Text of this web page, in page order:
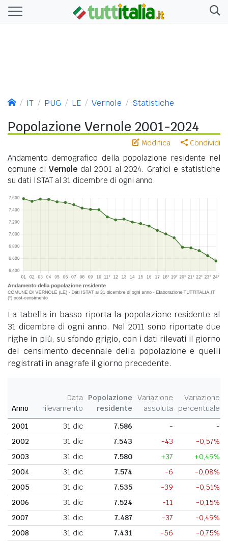
IT PUG LE Vernole Statistiche
Popolazione Vernole 2001-2024
Modifica Condividi
Andamento demografico della popolazione residente nel
comune di Vernole dal 2001 al 2024. Grafici e statistiche
su dati ISTAT al 31 dicembre di ogni anno.
La tabella in basso riporta la popolazione residente al
31 dicembre di ogni anno. Nel 2011 sono riportate due
righe in più, su sfondo grigio, con i dati rilevati il giorno
del censimento decennale della popolazione e quelli
registrati in anagrafe il giorno precedente.
Anno
Data
rilevamento
Popolazione
residente
Variazione
assoluta
Variazione
percentuale
2001
31 dic 7.586 -
-
2002
31 dic 7.543 -43
-0,57%
2003
31 dic 7.580 +37
+0,49%
2004
31 dic 7.574 -6
-0,08%
2005
31 dic 7.535 -39
-0,51%
2006
31 dic 7.524 -11
-0,15%
2007
31 dic 7.487 -37
-0,49%
2008
31 dic 7.431 -56
-0,75%